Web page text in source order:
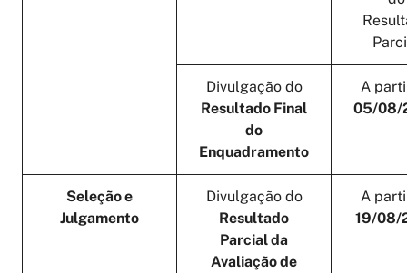
Divulgação do
Resultado Final
do
Enquadramento
A
05/08/
Seleção e
Julgamento
Divulgação do
Resultado
Parcial da
Avaliação de
A
19/08/